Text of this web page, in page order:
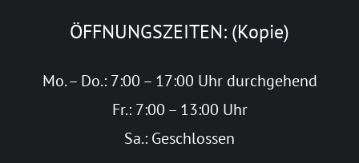
ÖFFNUNGSZEITEN: (Kopie)
Mo. – Do.: 7:00 – 17:00 Uhr durchgehend
Fr.: 7:00 – 13:00 Uhr
Sa.: Geschlossen